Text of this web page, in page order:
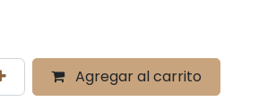
Agregar al carrito